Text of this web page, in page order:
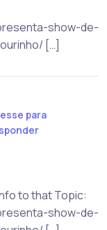
show-de-
[…]
para
to that Topic:
show-de-